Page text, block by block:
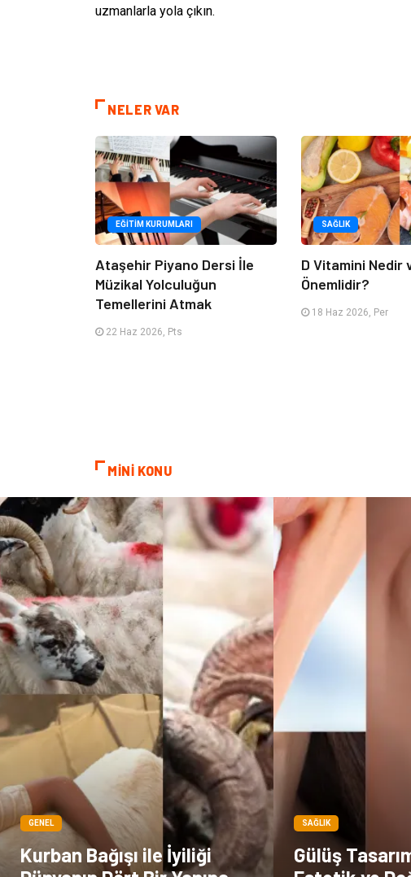
uzmanlarla yola çıkın.
NELER VAR
EĞITIM KURUMLARI
Ataşehir Piyano Dersi İle
Müzikal Yolculuğun
Temellerini Atmak
22 Haz 2026, Pts
SAĞLIK
D Vitamini Nedir
Önemlidir?
18 Haz 2026, Per
MİNİ KONU
GENEL
Kurban Bağışı ile İyiliği
SAĞLIK
Gülüş